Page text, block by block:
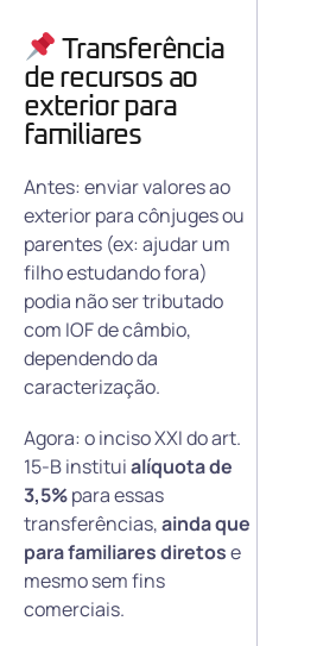
Transferência
de recursos ao
exterior para
familiares
Antes: enviar valores ao
exterior para cônjuges ou
parentes (ex: ajudar um
filho estudando fora)
podia não ser tributado
com IOF de câmbio,
dependendo da
caracterização.
Agora: o inciso XXI do art.
15-B instituialíquota de
3,5%para essas
transferências,ainda que
para familiares diretose
mesmo sem fins
comerciais.